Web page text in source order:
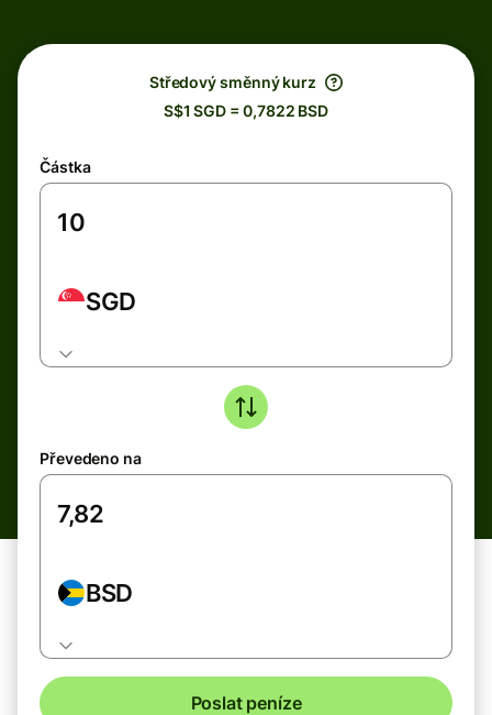
Středový směnný kurz
S$1 SGD = 0,7822 BSD
Částka
SGD
Převedeno na
BSD
Poslat peníze